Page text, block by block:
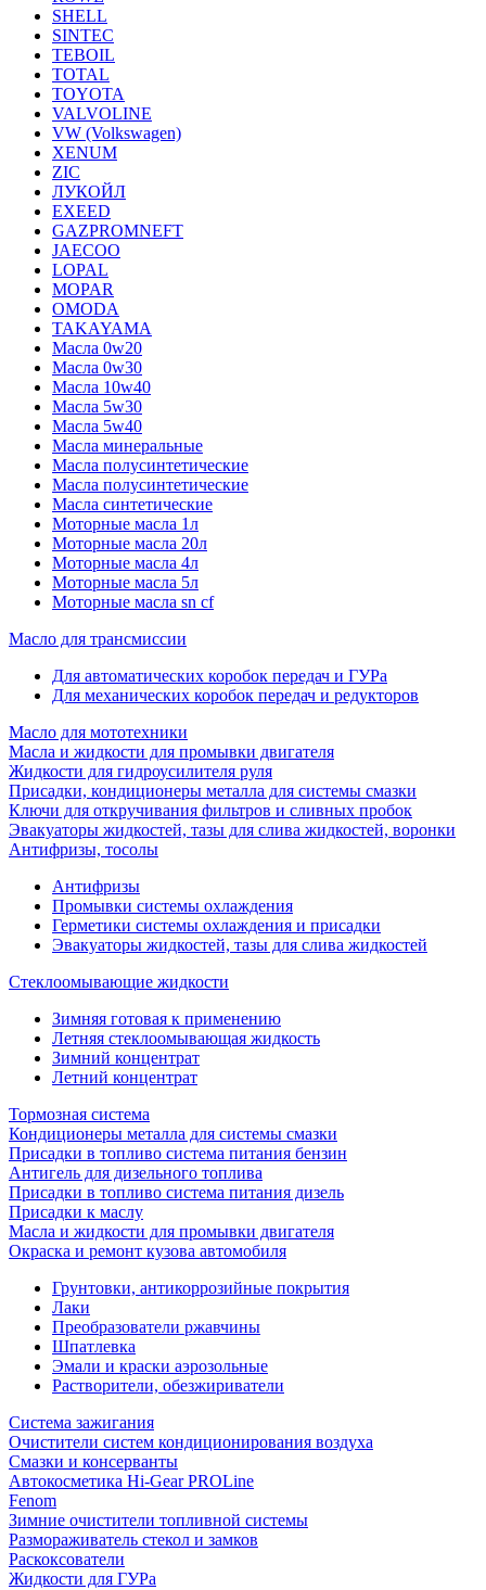
SHELL
SINTEC
TEBOIL
TOTAL
TOYOTA
VALVOLINE
VW (Volkswagen)
XENUM
ZIC
ЛУКОЙЛ
EXEED
GAZPROMNEFT
JAECOO
LOPAL
MOPAR
OMODA
TAKAYAMA
Масла 0w20
Масла 0w30
Масла 10w40
Масла 5w30
Масла 5w40
Масла минеральные
Масла полусинтетические
Масла полусинтетические
Масла синтетические
Моторные масла 1л
Моторные масла 20л
Моторные масла 4л
Моторные масла 5л
Моторные масла sn cf
Масло для трансмиссии
Для автоматических коробок передач и ГУРа
Для механических коробок передач и редукторов
Масло для мототехники
Масла и жидкости для промывки двигателя
Жидкости для гидроусилителя руля
Присадки, кондиционеры металла для системы смазки
Ключи для откручивания фильтров и сливных пробок
Эвакуаторы жидкостей, тазы для слива жидкостей, воронки
Антифризы, тосолы
Антифризы
Промывки системы охлаждения
Герметики системы охлаждения и присадки
Эвакуаторы жидкостей, тазы для слива жидкостей
Стеклоомывающие жидкости
Зимняя готовая к применению
Летняя стеклоомывающая жидкость
Зимний концентрат
Летний концентрат
Тормозная система
Кондиционеры металла для системы смазки
Присадки в топливо система питания бензин
Антигель для дизельного топлива
Присадки в топливо система питания дизель
Присадки к маслу
Масла и жидкости для промывки двигателя
Окраска и ремонт кузова автомобиля
Грунтовки, антикоррозийные покрытия
Лаки
Преобразователи ржавчины
Шпатлевка
Эмали и краски аэрозольные
Растворители, обезжириватели
Система зажигания
Очистители систем кондиционирования воздуха
Смазки и консерванты
Автокосметика Hi-Gear PROLine
Fenom
Зимние очистители топливной системы
Размораживатель стекол и замков
Раскоксователи
Жидкости для ГУРа